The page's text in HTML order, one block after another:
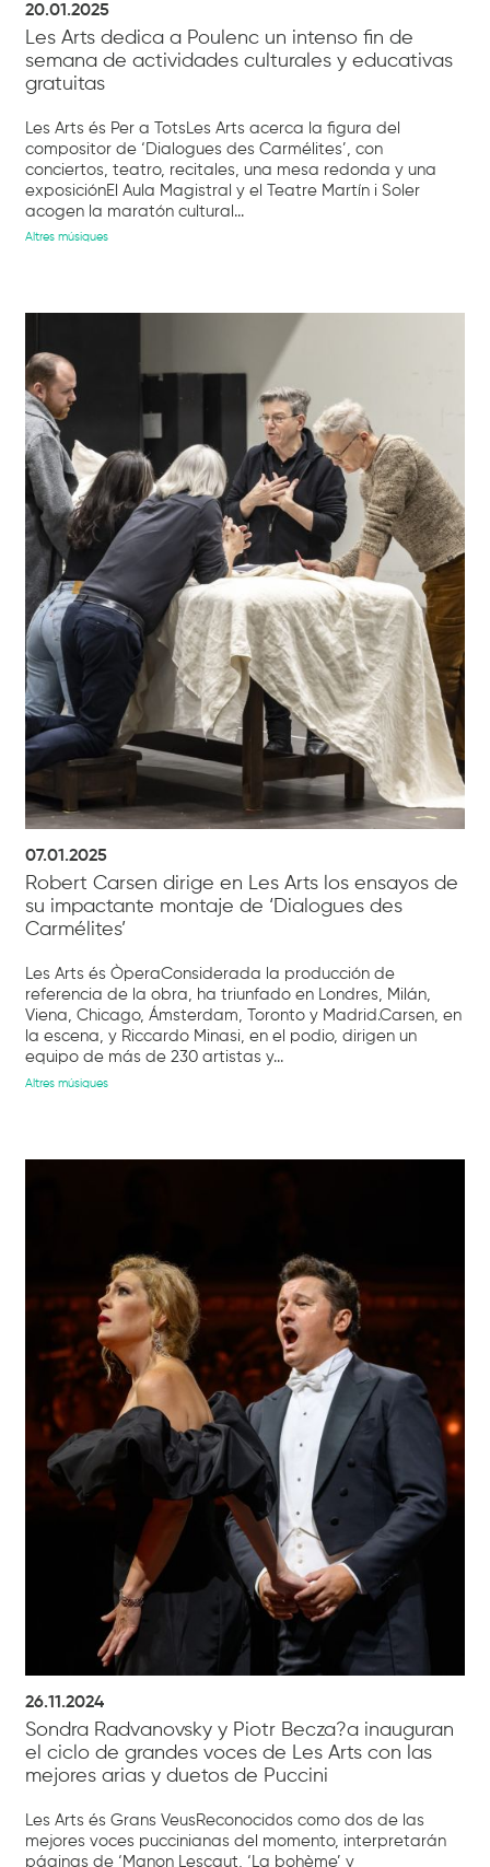
20.01.2025
Les Arts dedica a Poulenc un intenso fin de
semana de actividades culturales y educativas
gratuitas
Les Arts és Per a TotsLes Arts acerca la figura del
compositor de ‘Dialogues des Carmélites’, con
conciertos, teatro, recitales, una mesa redonda y una
exposiciónEl Aula Magistral y el Teatre Martín i Soler
acogen la maratón cultural...
Altres músiques
07.01.2025
Robert Carsen dirige en Les Arts los ensayos de
su impactante montaje de ‘Dialogues des
Carmélites’
Les Arts és ÒperaConsiderada la producción de
referencia de la obra, ha triunfado en Londres, Milán,
Viena, Chicago, Ámsterdam, Toronto y Madrid.Carsen, en
la escena, y Riccardo Minasi, en el podio, dirigen un
equipo de más de 230 artistas y...
Altres músiques
26.11.2024
Sondra Radvanovsky y Piotr Becza?a inauguran
el ciclo de grandes voces de Les Arts con las
mejores arias y duetos de Puccini
Les Arts és Grans VeusReconocidos como dos de las
mejores voces puccinianas del momento, interpretarán
páginas de ‘Manon Lescaut, ‘La bohème’ y